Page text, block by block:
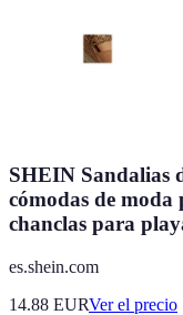
SHEIN Sandalias
cómodas de
chanclas para
es.shein.com
14.88 EURVer el precio